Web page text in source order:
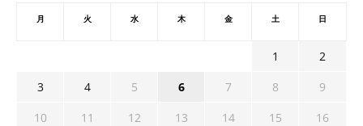
月 火 水 木 金 土 日
1
2
3
4 5 6 7 8
9
10
11 12 13 14 15
16